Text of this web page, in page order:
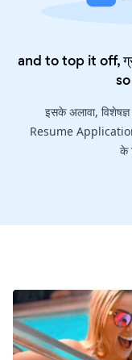
and to top it off,
इसके अलावा,
Resume
के